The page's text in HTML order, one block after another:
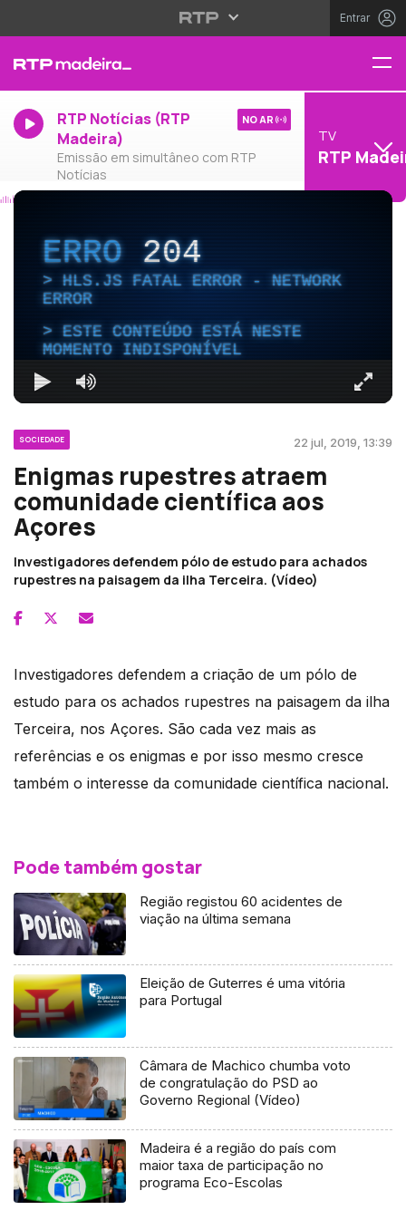
Entrar
RTP Notícias (RTP
Madeira)
Emissão em simultâneo com RTP
Notícias
NO AR
TV
RTP
ERRO204
HLS.JS FATAL ERROR - NETWORK
ERROR
ESTE CONTEÚDO ESTÁ NESTE
MOMENTO INDISPONÍVEL
SOCIEDADE 22 jul, 2019, 13:39
Enigmas rupestres atraem
comunidade científica aos
Açores
Investigadores defendem pólo de estudo para achados
rupestres na paisagem da ilha Terceira. (Vídeo)
Investigadores defendem a criação de um pólo de
estudo para os achados rupestres na paisagem da ilha
Terceira, nos Açores. São cada vez mais as
referências e os enigmas e por isso mesmo cresce
também o interesse da comunidade científica nacional.
Pode também gostar
Região registou 60 acidentes de
viação na última semana
Eleição de Guterres é uma vitória
para Portugal
Câmara de Machico chumba voto
de congratulação do PSD ao
Governo Regional (Vídeo)
Madeira é a região do país com
maior taxa de participação no
programa Eco-Escolas